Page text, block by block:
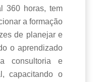
360 horas, tem
a formação
de planejar e
o aprendizado
consultoria e
capacitando o